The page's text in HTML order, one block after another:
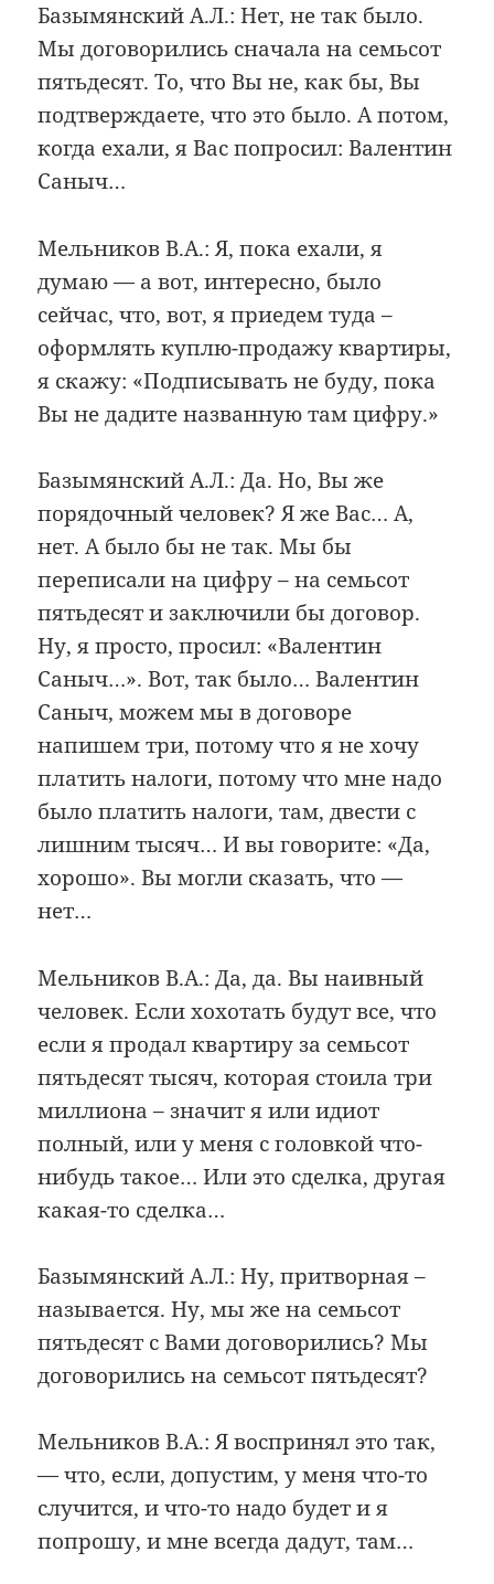
Базымянский А.Л.: Нет, не так было.
Мы договорились сначала на семьсот
пятьдесят. То, что Вы не, как бы, Вы
подтверждаете, что это было. А потом,
когда ехали, я Вас попросил: Валентин
Саныч…
Мельников В.А.: Я, пока ехали, я
думаю — а вот, интересно, было
сейчас, что, вот, я приедем туда –
оформлять куплю-продажу квартиры,
я скажу: «Подписывать не буду, пока
Вы не дадите названную там цифру.»
Базымянский А.Л.: Да. Но, Вы же
порядочный человек? Я же Вас… А,
нет. А было бы не так. Мы бы
переписали на цифру – на семьсот
пятьдесят и заключили бы договор.
Ну, я просто, просил: «Валентин
Саныч…». Вот, так было… Валентин
Саныч, можем мы в договоре
напишем три, потому что я не хочу
платить налоги, потому что мне надо
было платить налоги, там, двести с
лишним тысяч… И вы говорите: «Да,
хорошо». Вы могли сказать, что —
нет…
Мельников В.А.: Да, да. Вы наивный
человек. Если хохотать будут все, что
если я продал квартиру за семьсот
пятьдесят тысяч, которая стоила три
миллиона – значит я или идиот
полный, или у меня с головкой что-
нибудь такое… Или это сделка, другая
какая-то сделка…
Базымянский А.Л.: Ну, притворная –
называется. Ну, мы же на семьсот
пятьдесят с Вами договорились? Мы
договорились на семьсот пятьдесят?
Мельников В.А.: Я воспринял это так,
— что, если, допустим, у меня что-то
случится, и что-то надо будет и я
попрошу, и мне всегда дадут, там…